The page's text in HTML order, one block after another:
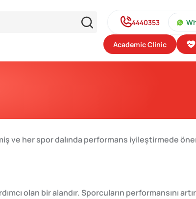
4440353
Academic Clinic
ve her spor dalında performans iyileştirmede
olan bir alandır. Sporcuların performansını